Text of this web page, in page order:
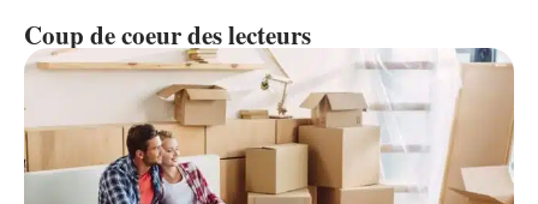
Coup de coeur des lecteurs